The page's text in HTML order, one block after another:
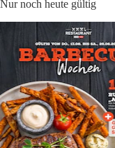
Nur noch heute gültig